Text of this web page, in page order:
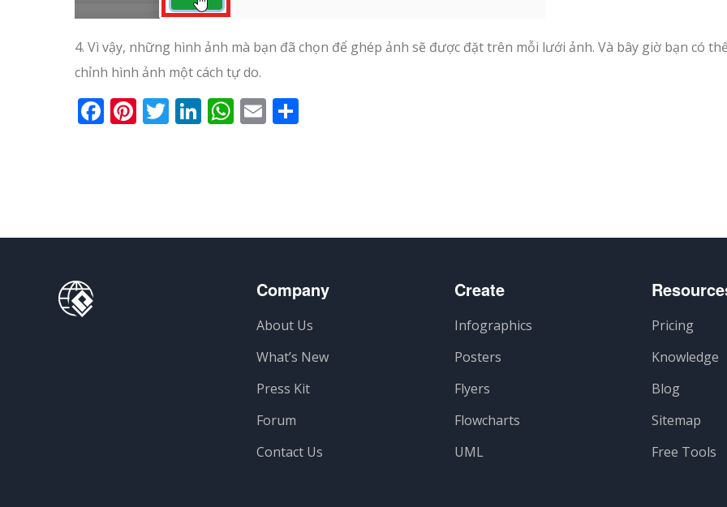
4. Vì vậy, những hình ảnh mà bạn đã chọn để ghép ảnh sẽ được đặt trên mỗi lưới ảnh. Và bây giờ bạn có
chỉnh hình ảnh một cách tự do.
Facebook
Pinterest
Twitter
LinkedIn
WhatsApp
Email
Company
About Us
What’s New
Press Kit
Forum
Contact Us
Create
Infographics
Posters
Flyers
Flowcharts
UML
Pricing
Knowledge
Blog
Sitemap
Free Tools